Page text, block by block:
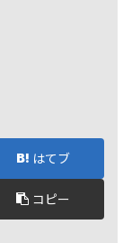
はてブ
コピー